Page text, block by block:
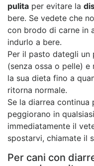
pulita per evitare la
bere. Se vedete che
con brodo di carne in
indurlo a bere.
Per il pasto dategli un
(senza ossa o pelle) e
la sua dieta fino a
ritorna normale.
Se la diarrea
peggiorano in
immediatamente il
spostarvi, chiamate il
Per cani con